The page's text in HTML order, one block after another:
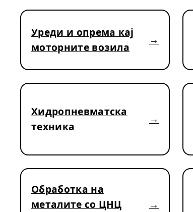
Уреди и опрема кај
моторните возила
Хидропневматска
техника
Обработка на
металите со ЦНЦ